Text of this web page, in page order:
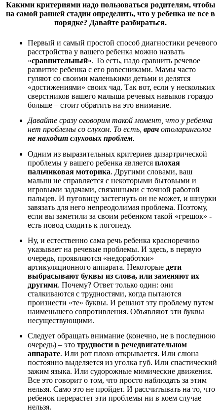
Какими критериями надо пользоваться родителям, чтобы
на самой ранней стадии определить, что у ребенка не все в
порядке? Давайте разбираться.
Первый и самый простой способ диагностики речевого
расстройства у вашего ребенка можно назвать
«сравнительный». То есть, надо сравнить речевое
развитие ребенка с его ровесниками. Мамы часто
гуляют со своими маленькими детьми и делятся
«достижениями» своих чад. Так вот, если у нескольких
сверстников вашего малыша речевых навыков гораздо
больше – стоит обратить на это внимание.
Давайте сразу оговорим такой момент, что у ребенка
нет проблемы со слухом. То есть, врач отоларинголог
не находит слуховых проблем.
Одним из выразительных критериев дизартрической
проблемы у вашего ребенка является плохая
пальчиковая моторика. Другими словами, ваш
малыш не справляется с некоторыми бытовыми и
игровыми задачами, связанными с точной работой
пальцев. И пуговицу застегнуть он не может, и шнурки
завязать для него непреодолимая проблема. Поэтому,
если вы заметили за своим ребенком такой «грешок» -
есть повод сходить к логопеду.
Ну, и естественно сама речь ребенка красноречиво
указывает на речевые проблемы. И здесь, в первую
очередь, проявляются «недоработки»
артикуляционного аппарата. Некоторые дети
выбрасывают буквы из слова, или заменяют их
другими. Почему? Ответ только один: они
сталкиваются с трудностями, когда пытаются
произнести «те» буквы. И решают эту проблему путем
наименьшего сопротивления. Объявляют эти буквы
несуществующими.
Следует обращать внимание (конечно, не в последнюю
очередь) – это трудности в речедвигательном
аппарате. Или рот плохо открывается. Или слюна
постоянно выделяется из уголка губ. Или спастический
зажим языка. Или судорожные мимические движения.
Все это говорит о том, что просто наблюдать за этим
нельзя. Само это не пройдет. И рассчитывать на то, что
ребенок перерастет эти проблемы ни в коем случае
нельзя.